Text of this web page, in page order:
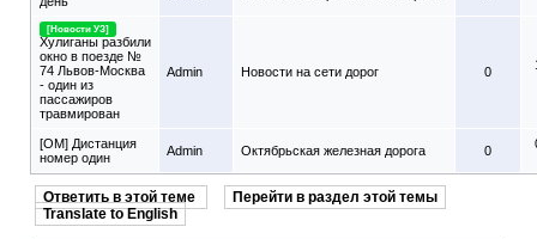
[Новости УЗ]
Хулиганы разбили
окно в поезде №
74 Львов-Москва
- один из
пассажиров
травмирован
Admin Новости на сети дорог 0
[ОМ] Дистанция
номер один
Admin Октябрьская железная дорога 0
Ответить в этой теме
Перейти в раздел этой темы
Translate to English